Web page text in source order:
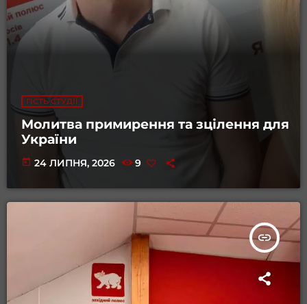
ГІСТЬ СТУДІЇ
Молитва примирення та зцілення для
України
today 24 ЛИПНЯ, 2026 9
insert_link